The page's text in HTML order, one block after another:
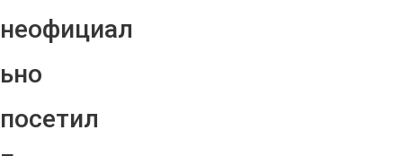
неофициал
ьно
посетил